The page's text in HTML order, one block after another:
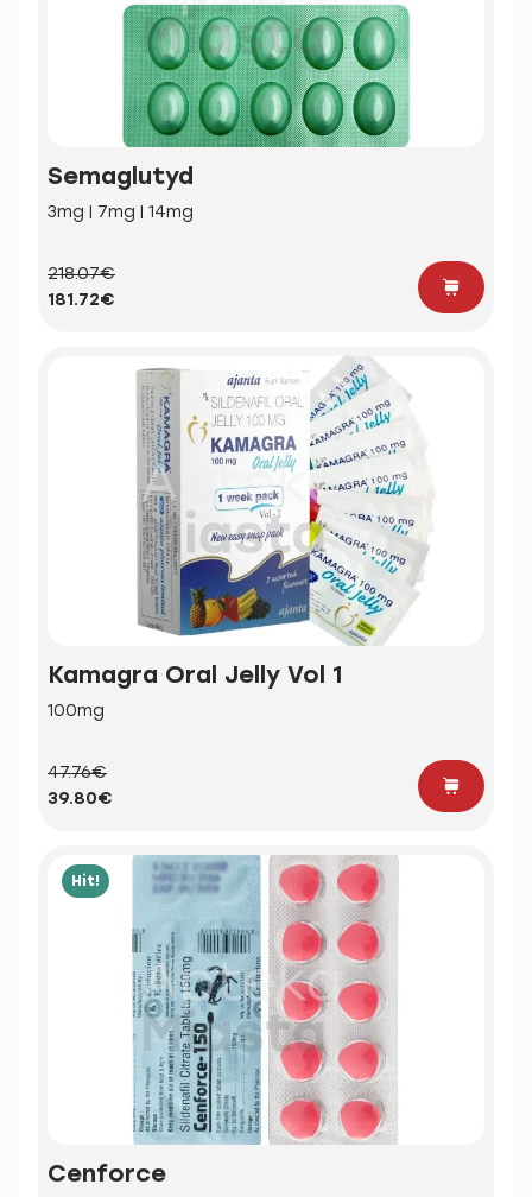
Semaglutyd
3mg | 7mg | 14mg
218.07€
181.72€
Kamagra Oral Jelly Vol 1
100mg
47.76€
39.80€
Hit!
Cenforce